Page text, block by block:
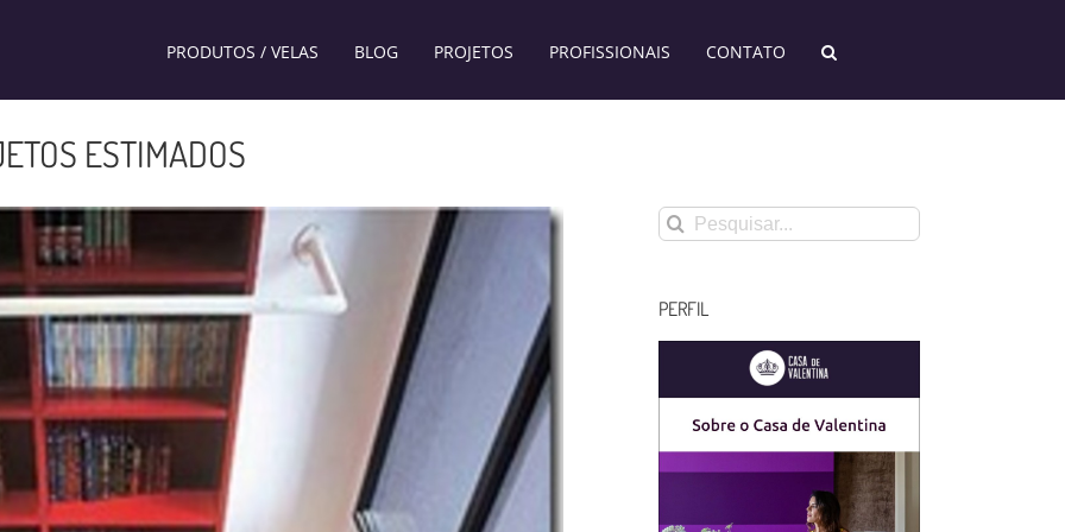
PRODUTOS / VELAS BLOG PROJETOS PROFISSIONAIS CONTATO
ESTIMADOS
Buscar
resultados
PERFIL